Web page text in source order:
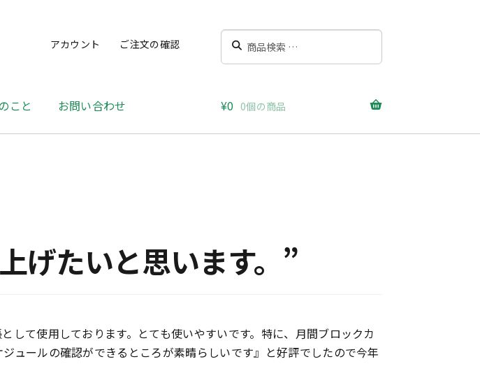
アカウント ご注文の確認
検
対
検
こと お問い合わせ ¥0 0個の商品
げたいと思います。”
して使用しております。とても使いやすいです。特に、月間ブロックカ
ュールの確認ができるところが素晴らしいです』と好評でしたので今年